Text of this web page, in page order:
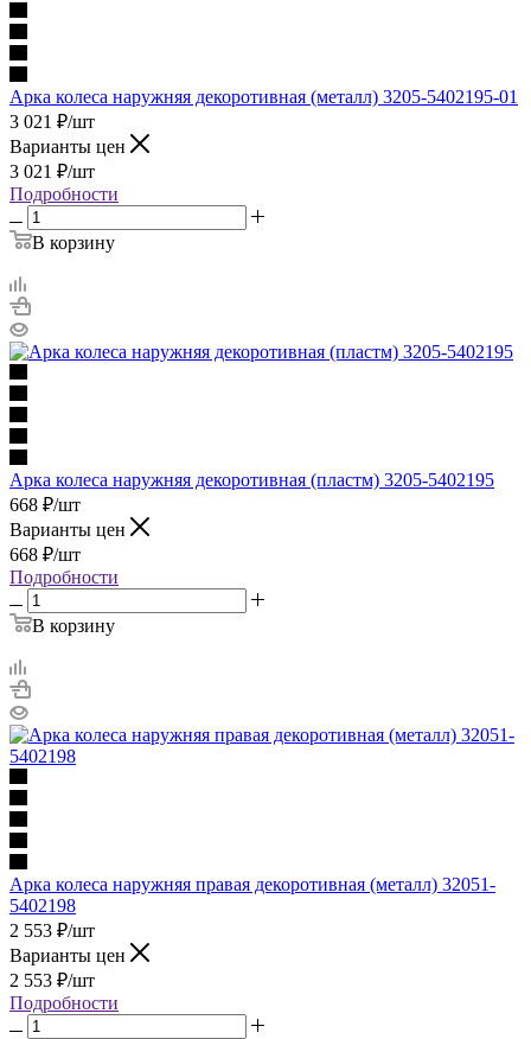
Арка колеса наружняя декоротивная (металл) 3205-5402195-01
3 021 ₽/шт
Варианты цен
3 021 ₽/шт
Подробности
В корзину
Арка колеса наружняя декоротивная (пластм) 3205-5402195
668 ₽/шт
Варианты цен
668 ₽/шт
Подробности
В корзину
Арка колеса наружняя правая декоротивная (металл) 32051-
5402198
2 553 ₽/шт
Варианты цен
2 553 ₽/шт
Подробности